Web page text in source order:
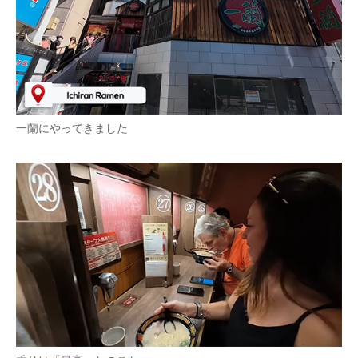
一蘭にやってきました